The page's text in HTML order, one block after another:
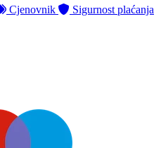
Cjenovnik Sigurnost plaćanja